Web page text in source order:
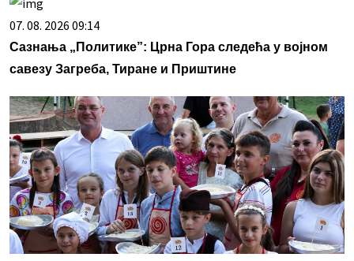
07. 08. 2026 09:14
Сазнања „Политике”: Црна Гора следећа у војном
савезу Загреба, Тиране и Приштине